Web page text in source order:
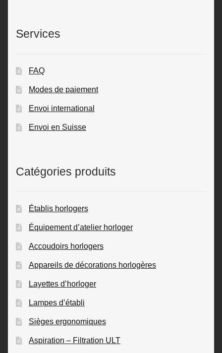
Services
FAQ
Modes de paiement
Envoi international
Envoi en Suisse
Catégories produits
Établis horlogers
Équipement d’atelier horloger
Accoudoirs horlogers
Appareils de décorations horlogères
Layettes d’horloger
Lampes d’établi
Sièges ergonomiques
Aspiration – Filtration ULT